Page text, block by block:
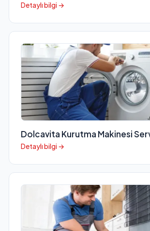
Detaylı bilgi →
Dolcavita Kurutma Makinesi
Detaylı bilgi →